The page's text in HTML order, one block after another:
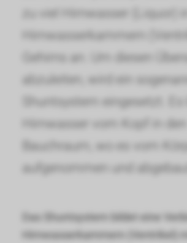
zu viel Hirnwasser (Liquor)
Hirnwasserkammern
Gehirns an. Um diesen
abzuleiten, wird ein
Shuntsystem eingesetzt. Es
Hirnwasser vom Kopf in den
Bauchraum, wo es vom
aufgenommen und
Das Shuntsystem bildet eine
Hirnwasserkammern (Ventrikel)